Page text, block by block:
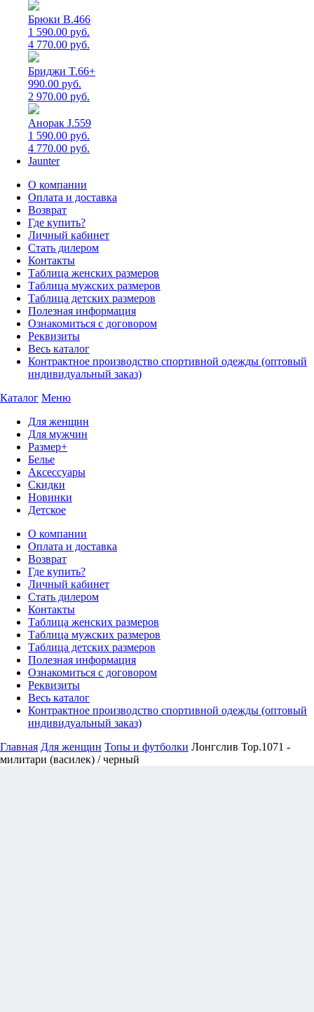
Брюки B.466
1 590.00 руб.
4 770.00 руб.
Бриджи T.66+
990.00 руб.
2 970.00 руб.
Анорак J.559
1 590.00 руб.
4 770.00 руб.
Jaunter
О компании
Оплата и доставка
Возврат
Где купить?
Личный кабинет
Стать дилером
Контакты
Таблица женских размеров
Таблица мужских размеров
Таблица детских размеров
Полезная информация
Ознакомиться с договором
Реквизиты
Весь каталог
Контрактное производство спортивной одежды (оптовый
индивидуальный заказ)
Каталог Меню
Для женщин
Для мужчин
Размер+
Белье
Аксессуары
Скидки
Новинки
Детское
О компании
Оплата и доставка
Возврат
Где купить?
Личный кабинет
Стать дилером
Контакты
Таблица женских размеров
Таблица мужских размеров
Таблица детских размеров
Полезная информация
Ознакомиться с договором
Реквизиты
Весь каталог
Контрактное производство спортивной одежды (оптовый
индивидуальный заказ)
Главная Для женщин Топы и футболки Лонгслив Top.1071 -
милитари (василек) / черный